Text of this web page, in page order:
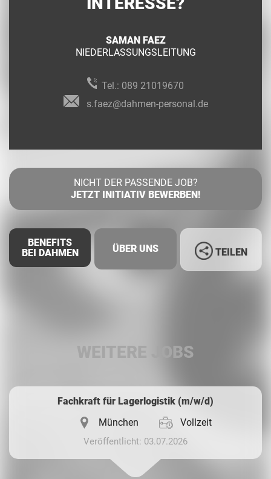
SAMAN FAEZ
NIEDERLASSUNGSLEITUNG
Tel.: 089 21019670
s.faez@dahmen-personal.de
NICHT DER PASSENDE JOB?
JETZT INITIATIV BEWERBEN!
BENEFITS
BEI DAHMEN
ÜBER UNS TEILEN
WEITERE JOBS
Fachkraft für Lagerlogistik (m/w/d)
München
Vollzeit
Veröffentlicht: 03.07.2026